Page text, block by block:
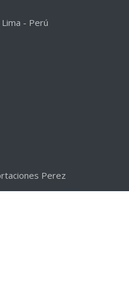
- Perú
Perez